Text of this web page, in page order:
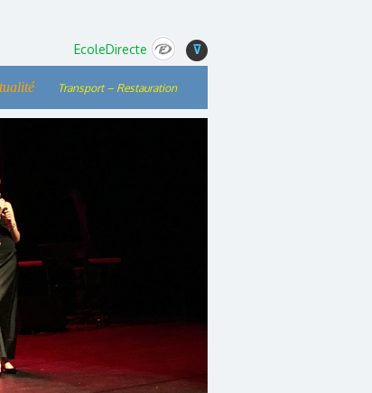
EcoleDirecte ⊽
Transport – Restauration